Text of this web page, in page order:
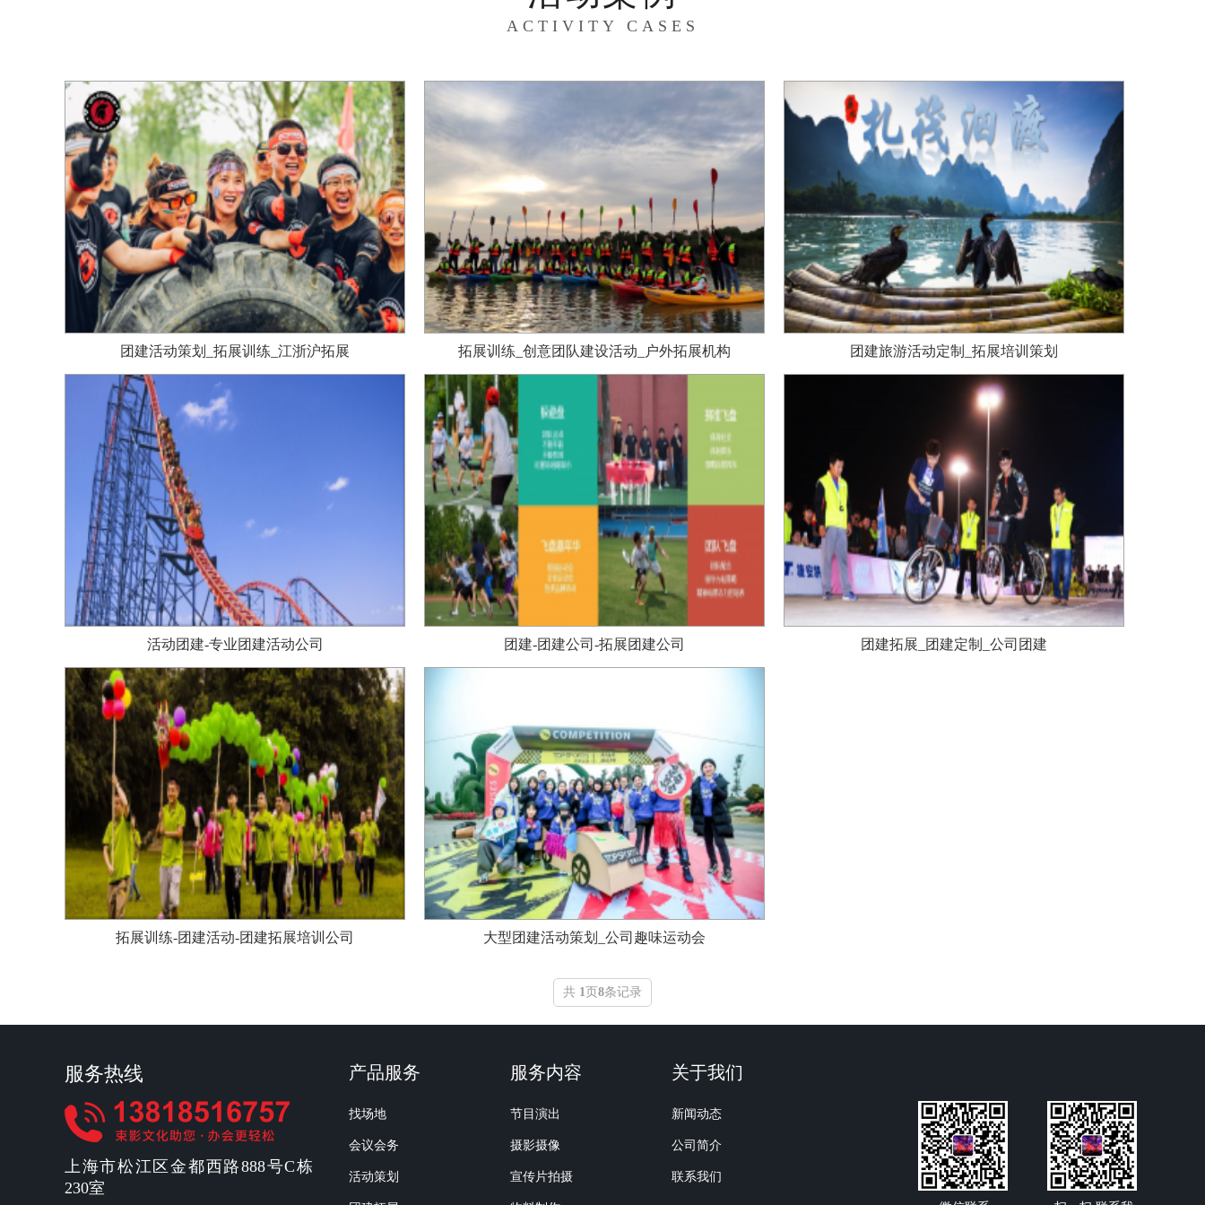
ACTIVITY CASES
团建活动策划_拓展训练_江浙沪拓展 拓展训练_创意团队建设活动_户外拓展机构 团建旅游活动定制_拓展培训策划
活动团建-专业团建活动公司 团建-团建公司-拓展团建公司 团建拓展_团建定制_公司团建
拓展训练-团建活动-团建拓展培训公司 大型团建活动策划_公司趣味运动会
共 1 页 8条记录
服务热线
上海市松江区金都西路888号C栋
230室
产品服务
找场地
会议会务
活动策划
服务内容
节目演出
摄影摄像
宣传片拍摄
关于我们
新闻动态
公司简介
联系我们